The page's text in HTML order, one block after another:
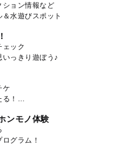
ション情報など
水遊びスポット
ェック
っきり遊ぼう♪
ケ
！
ンモノ体験
グラム！